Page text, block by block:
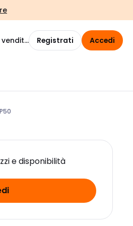
Registrati Accedi
e disponibilità